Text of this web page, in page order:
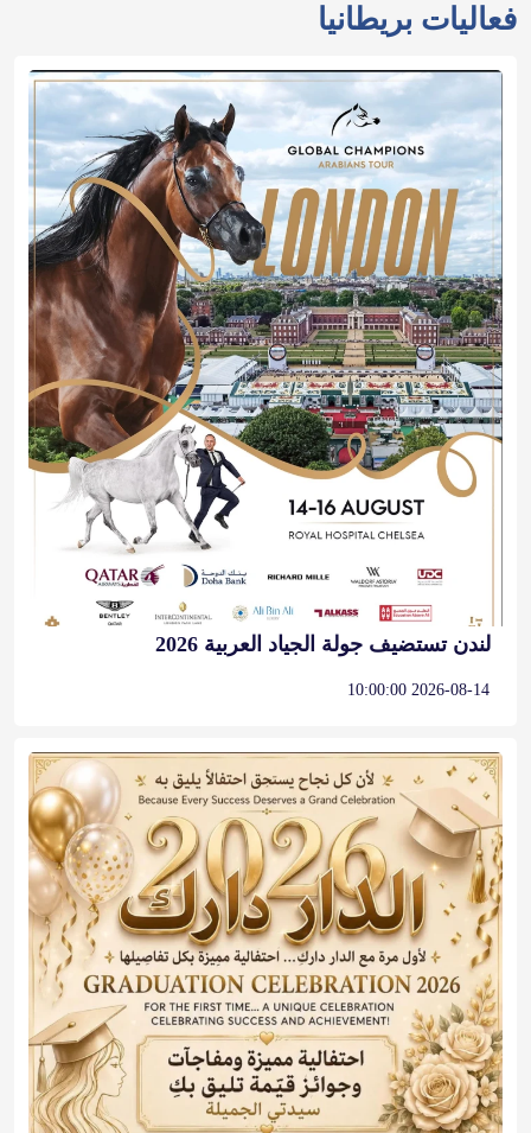
فعاليات بريطانيا
لندن تستضيف جولة الجياد العربية 2026
2026-08-14 10:00:00